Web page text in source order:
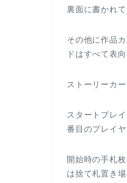
裏面に書かれて
その他に作品
ドはすべて表
ストーリーカ
スタートプレ
番目のプレイ
開始時の手札
は捨て札置き